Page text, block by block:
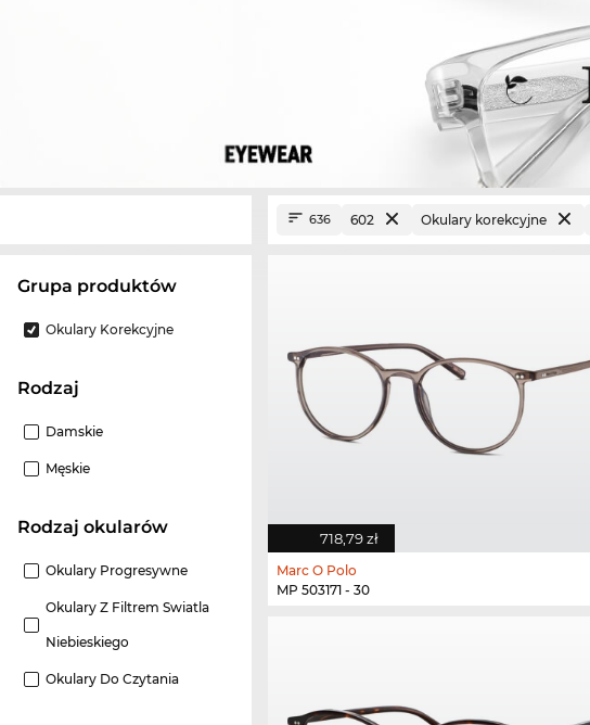
grupa produktów
Okulary Korekcyjne
Rodzaj
Damskie
Męskie
Rodzaj okularów
Okulary Progresywne
Okulary Z Filtrem Swiatla
Niebieskiego
Okulary Do Czytania
636 602 Okulary korekcyjne
718,79 zł
Marc O Polo
MP 503171 - 30